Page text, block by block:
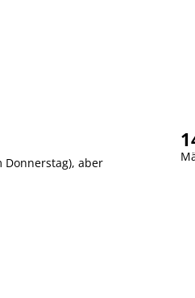
Donnerstag), aber